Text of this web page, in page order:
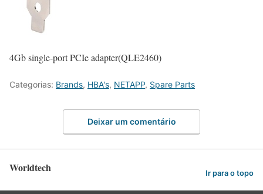
4Gb single-port PCIe adapter(QLE2460)
Categorias: Brands, HBA's, NETAPP, Spare Parts
Deixar um comentário
Worldtech Ir para o topo